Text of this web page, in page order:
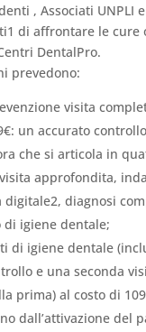
, Associati UNPLI
di affrontare le cure
DentalPro.
prevedono:
visita
un accurato
che si articola in
approfondita,
digitale2, diagnosi
igiene dentale;
di igiene dentale
e una seconda
prima) al costo di
dall’attivazione del